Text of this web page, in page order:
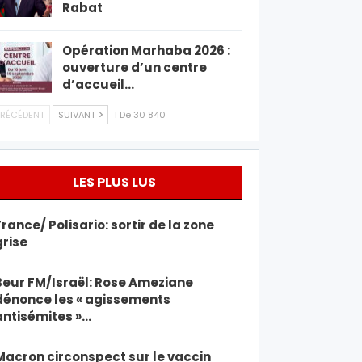
Rabat
Opération Marhaba 2026 :
ouverture d’un centre
d’accueil…
SUIVANT 1 De 30 840
LES PLUS LUS
Polisario: sortir de la zone
FM/Israël: Rose Ameziane
les « agissements
»…
circonspect sur le vaccin